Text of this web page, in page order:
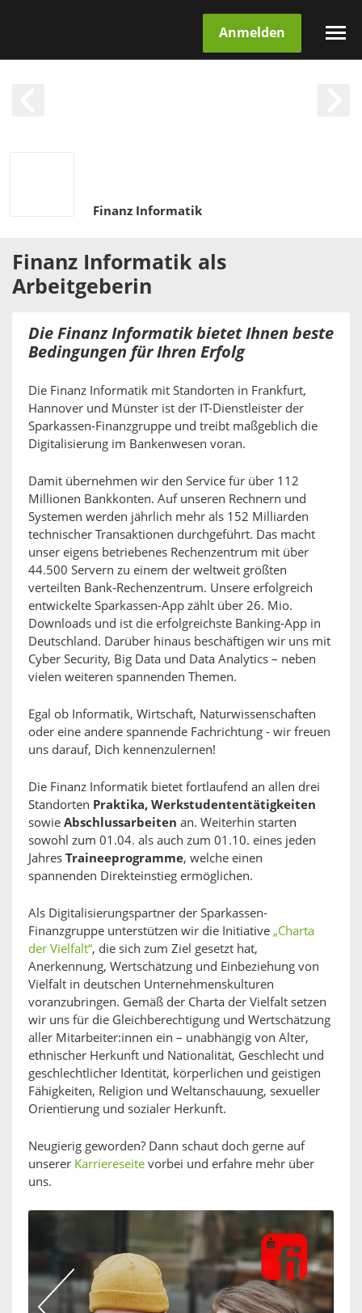
Anmelden
Finanz Informatik
Finanz Informatik als
Arbeitgeberin
Die Finanz Informatik bietet Ihnen beste
Bedingungen für Ihren Erfolg
Die Finanz Informatik mit Standorten in Frankfurt,
Hannover und Münster ist der IT-Dienstleister der
Sparkassen-Finanzgruppe und treibt maßgeblich die
Digitalisierung im Bankenwesen voran.
Damit übernehmen wir den Service für über 112
Millionen Bankkonten. Auf unseren Rechnern und
Systemen werden jährlich mehr als 152 Milliarden
technischer Transaktionen durchgeführt. Das macht
unser eigens betriebenes Rechenzentrum mit über
44.500 Servern zu einem der weltweit größten
verteilten Bank-Rechenzentrum. Unsere erfolgreich
entwickelte Sparkassen-App zählt über 26. Mio.
Downloads und ist die erfolgreichste Banking-App in
Deutschland. Darüber hinaus beschäftigen wir uns mit
Cyber Security, Big Data und Data Analytics – neben
vielen weiteren spannenden Themen.
Egal ob Informatik, Wirtschaft, Naturwissenschaften
oder eine andere spannende Fachrichtung - wir freuen
uns darauf, Dich kennenzulernen!
Die Finanz Informatik bietet fortlaufend an allen drei
Standorten Praktika, Werkstudententätigkeiten
sowie Abschlussarbeiten an. Weiterhin starten
sowohl zum 01.04. als auch zum 01.10. eines jeden
Jahres Traineeprogramme, welche einen
spannenden Direkteinstieg ermöglichen.
Als Digitalisierungspartner der Sparkassen-
Finanzgruppe unterstützen wir die Initiative „Charta
der Vielfalt“, die sich zum Ziel gesetzt hat,
Anerkennung, Wertschätzung und Einbeziehung von
Vielfalt in deutschen Unternehmenskulturen
voranzubringen. Gemäß der Charta der Vielfalt setzen
wir uns für die Gleichberechtigung und Wertschätzung
aller Mitarbeiter:innen ein – unabhängig von Alter,
ethnischer Herkunft und Nationalität, Geschlecht und
geschlechtlicher Identität, körperlichen und geistigen
Fähigkeiten, Religion und Weltanschauung, sexueller
Orientierung und sozialer Herkunft.
Neugierig geworden? Dann schaut doch gerne auf
unserer Karriereseite vorbei und erfahre mehr über
uns.